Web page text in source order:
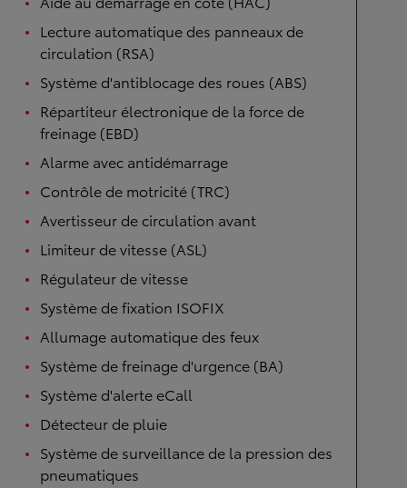
Lecture automatique des panneaux de
circulation (RSA)
Système d'antiblocage des roues (ABS)
Répartiteur électronique de la force de
freinage (EBD)
Alarme avec antidémarrage
Contrôle de motricité (TRC)
Avertisseur de circulation avant
Limiteur de vitesse (ASL)
Régulateur de vitesse
Système de fixation ISOFIX
Allumage automatique des feux
Système de freinage d'urgence (BA)
Système d'alerte eCall
Détecteur de pluie
Système de surveillance de la pression des
pneumatiques